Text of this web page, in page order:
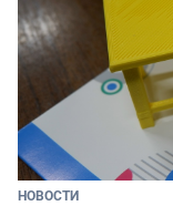
НОВОСТИ